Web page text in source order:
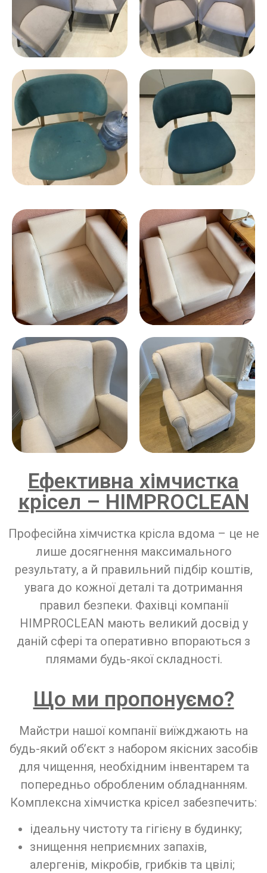
Ефективна хімчистка
крісел – HIMPROCLEAN
Професійна хімчистка крісла вдома – це не
лише досягнення максимального
результату, а й правильний підбір коштів,
увага до кожної деталі та дотримання
правил безпеки. Фахівці компанії
HIMPROCLEAN мають великий досвід у
даній сфері та оперативно впораються з
плямами будь-якої складності.
Що ми пропонуємо?
Майстри нашої компанії виїжджають на
будь-який об’єкт з набором якісних засобів
для чищення, необхідним інвентарем та
попередньо обробленим обладнанням.
Комплексна хімчистка крісел забезпечить:
ідеальну чистоту та гігієну в будинку;
знищення неприємних запахів,
алергенів, мікробів, грибків та цвілі;